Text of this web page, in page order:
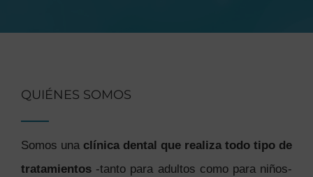
QUIÉNES SOMOS
Somos una clínica dental que realiza todo tipo de
tratamientos -tanto para adultos como para niños-